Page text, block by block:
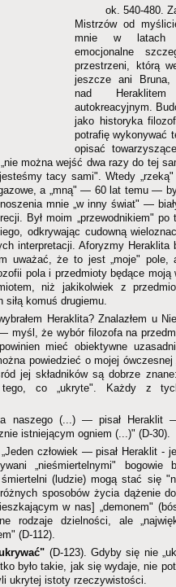
ok. 540-480.
Mistrzów od
mnie w latach
emocjonalne
przestrzeni, którą
jeszcze ani Bruna,
nad
autokreacyjnym.
jako historyka
potrafię wykonywać
opisać
można wejść dwa razy do tej
tacy sami". Wtedy „rzeką"
a „mną" — 60 lat temu —
mnie „w inny świat" —
Był moim „przewodnikiem"
odkrywając cudowną
interpretacji. Aforyzmy Heraklita
uważać, że to jest „moje" pole,
pola i przedmioty będące moją
niż jakikolwiek z
komuś drugiemu.
Heraklita? Znalazłem u
myśl, że wybór filozofa na
mieć obiektywne
powiedzieć o mojej ówczesnej
jej składników są dobrze
tego, co „ukryte". Każdy z
naszego (...) — pisał Heraklit
istniejącym ogniem (...)" (D-30).
człowiek — pisał Heraklit -
„nieśmiertelnymi" bogowie
(ludzie) mogą stać się
sposobów życia dążenie
w nas] „demonem"
rodzaje dzielności, ale
(D-112).
(D-123). Gdyby się nie
było takie, jak się wydaje, nie
ukrytej istoty rzeczywistości.